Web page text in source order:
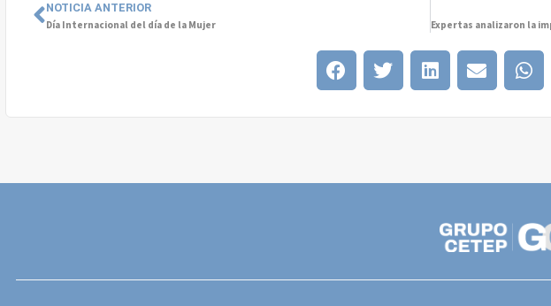
NOTICIA ANTERIOR
Día Internacional del día de la Mujer